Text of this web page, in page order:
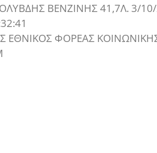
ΒΕΝΖΙΝΗΣ 41,7Λ. 3/
ΕΘΝΙΚΟΣ ΦΟΡΕΑΣ